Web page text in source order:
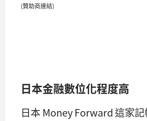
(贊助商連結)
日本金融數位化程度高
日本 Money Forward 這家